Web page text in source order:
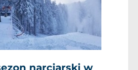
narciarski w